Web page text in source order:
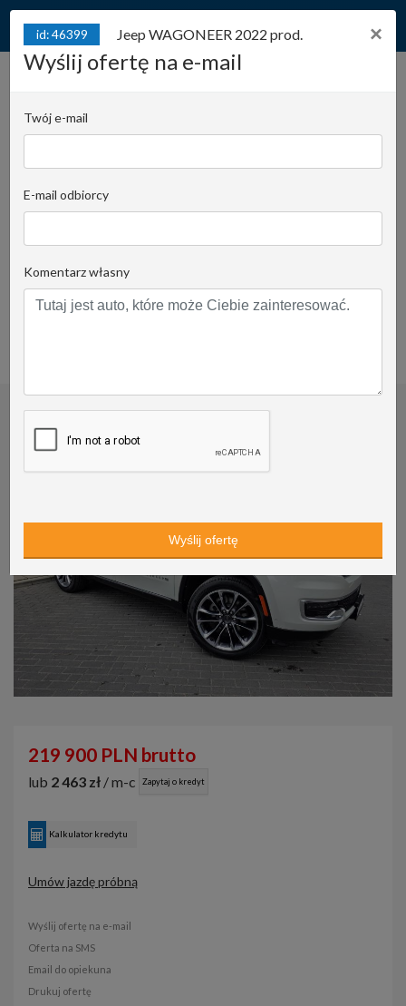
id: 46399
5,7l 401KM
Stanowisko:
Krzysztof Pomorski
Email do opiekuna
219 900 PLN brutto
lub 2 463 zł / m-c Zapytaj o kredyt
Kalkulator kredytu
Umów jazdę próbną
Wyślij ofertę na e-mail
Oferta na SMS
Email do opiekuna
Drukuj ofertę
×
id: 46399 Jeep WAGONEER 2022 prod.
Wyślij ofertę na e-mail
Twój e-mail
E-mail odbiorcy
Komentarz własny